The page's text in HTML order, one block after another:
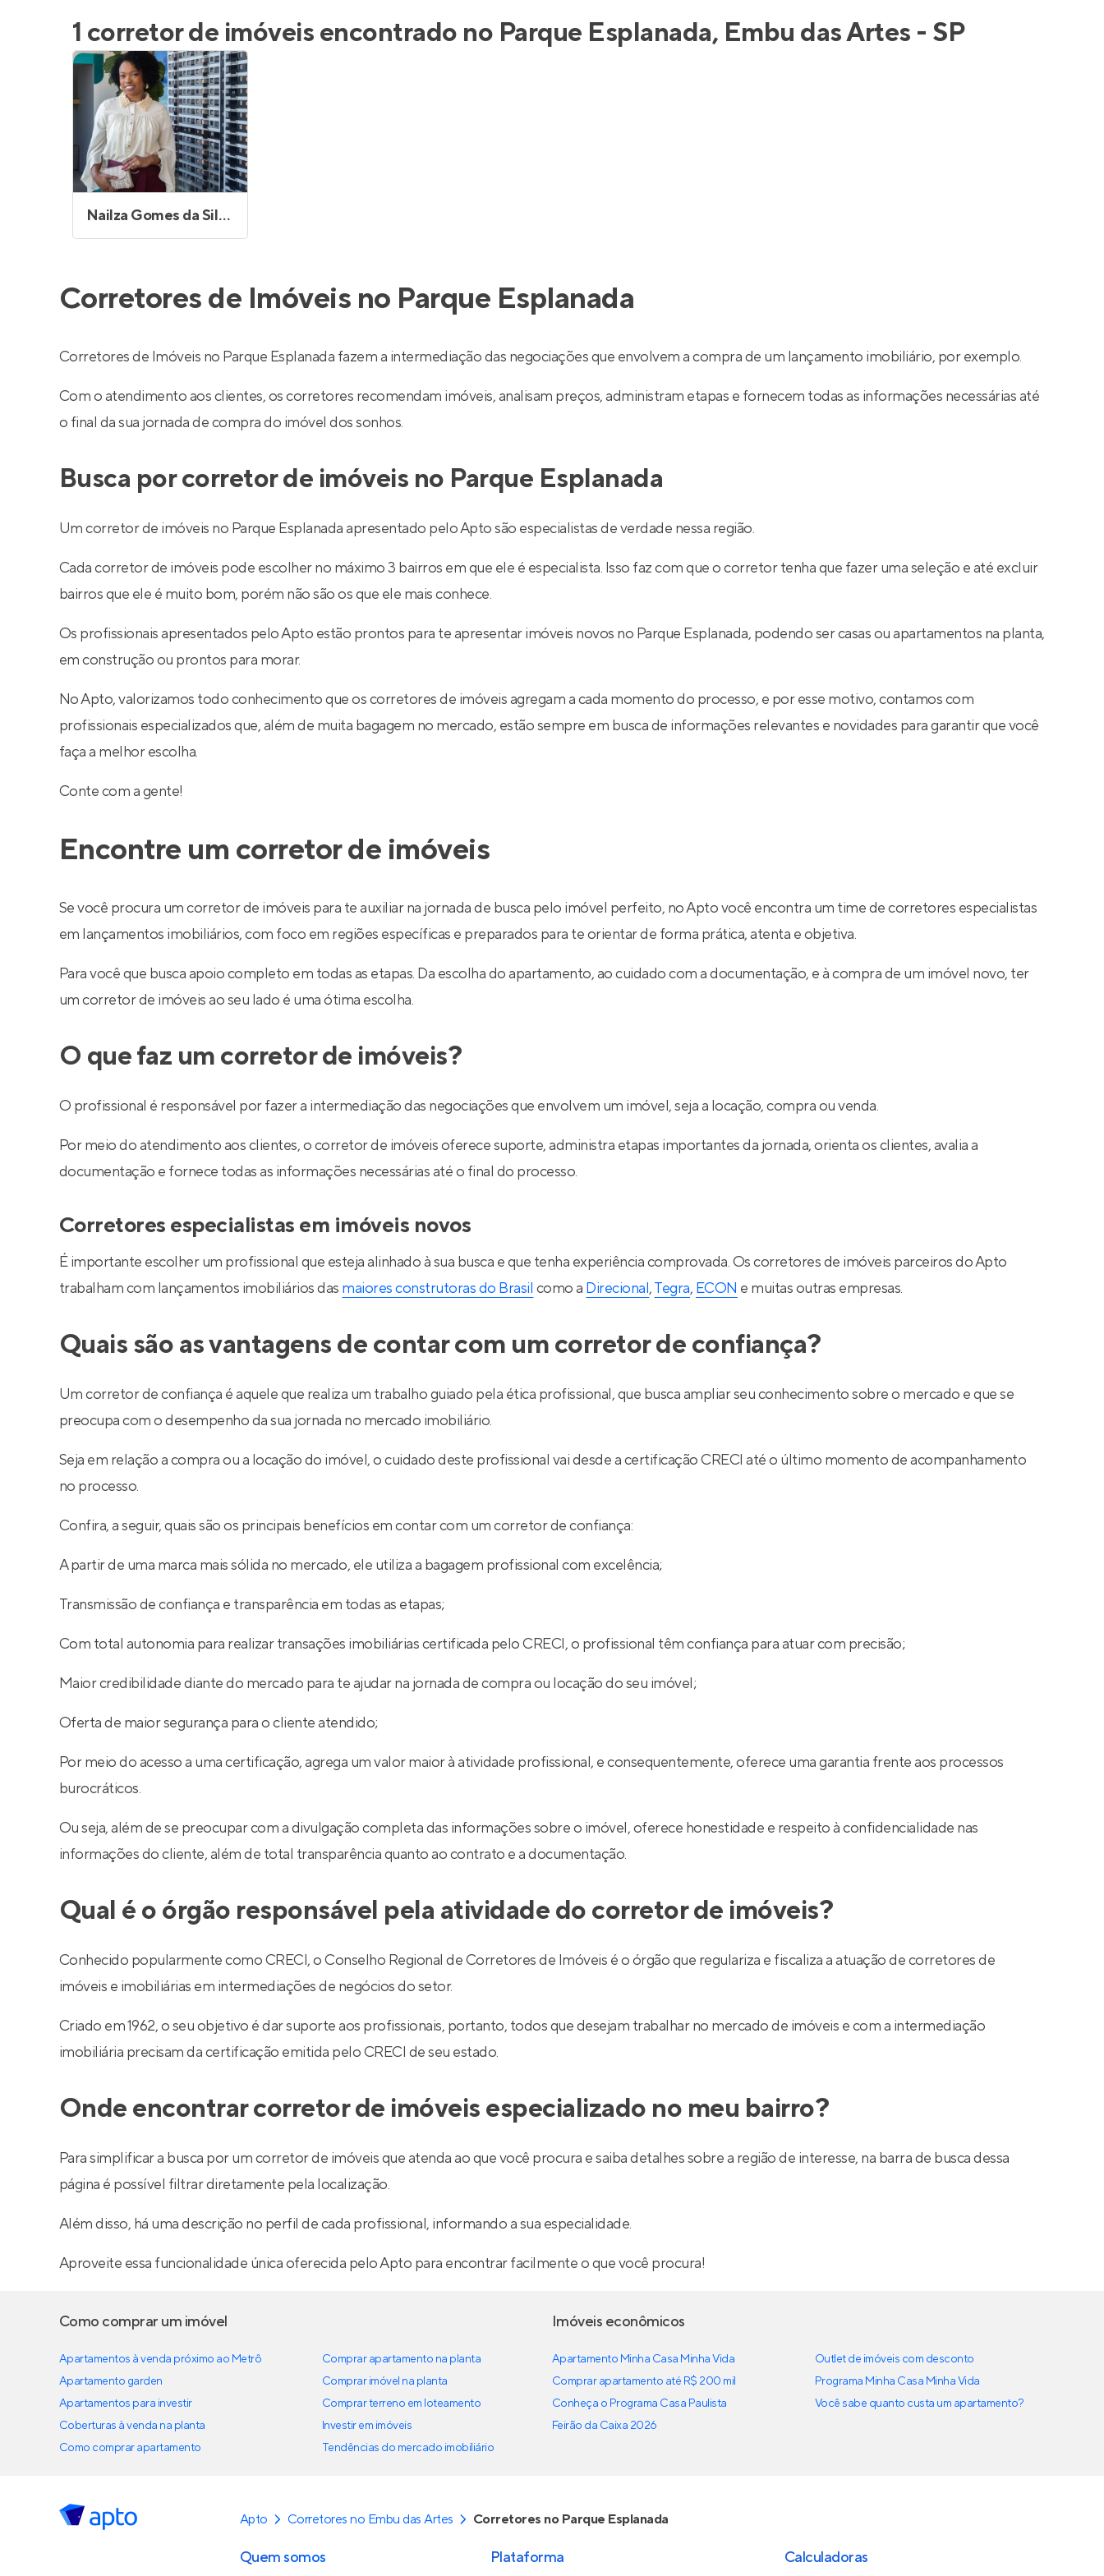
1 corretor de imóveis encontrado no Parque Esplanada, Embu das Artes - SP
Nailza Gomes da Silva Silvano
Corretores de Imóveis no Parque Esplanada
Corretores de Imóveis no Parque Esplanada fazem a intermediação das negociações que envolvem a compra de um lançamento imobiliário, por exemplo.
Com o atendimento aos clientes, os corretores recomendam imóveis, analisam preços, administram etapas e fornecem todas as informações necessárias até
o final da sua jornada de compra do imóvel dos sonhos.
Busca por corretor de imóveis no Parque Esplanada
Um corretor de imóveis no Parque Esplanada apresentado pelo Apto são especialistas de verdade nessa região.
Cada corretor de imóveis pode escolher no máximo 3 bairros em que ele é especialista. Isso faz com que o corretor tenha que fazer uma seleção e até excluir
bairros que ele é muito bom, porém não são os que ele mais conhece.
Os profissionais apresentados pelo Apto estão prontos para te apresentar imóveis novos no Parque Esplanada, podendo ser casas ou apartamentos na planta,
em construção ou prontos para morar.
No Apto, valorizamos todo conhecimento que os corretores de imóveis agregam a cada momento do processo, e por esse motivo, contamos com
profissionais especializados que, além de muita bagagem no mercado, estão sempre em busca de informações relevantes e novidades para garantir que você
faça a melhor escolha.
Conte com a gente!
Encontre um corretor de imóveis
Se você procura um corretor de imóveis para te auxiliar na jornada de busca pelo imóvel perfeito, no Apto você encontra um time de corretores especialistas
em lançamentos imobiliários, com foco em regiões específicas e preparados para te orientar de forma prática, atenta e objetiva.
Para você que busca apoio completo em todas as etapas. Da escolha do apartamento, ao cuidado com a documentação, e à compra de um imóvel novo, ter
um corretor de imóveis ao seu lado é uma ótima escolha.
O que faz um corretor de imóveis?
O profissional é responsável por fazer a intermediação das negociações que envolvem um imóvel, seja a locação, compra ou venda.
Por meio do atendimento aos clientes, o corretor de imóveis oferece suporte, administra etapas importantes da jornada, orienta os clientes, avalia a
documentação e fornece todas as informações necessárias até o final do processo.
Corretores especialistas em imóveis novos
É importante escolher um profissional que esteja alinhado à sua busca e que tenha experiência comprovada. Os corretores de imóveis parceiros do Apto
trabalham com lançamentos imobiliários das maiores construtoras do Brasil como a Direcional,Tegra, ECON e muitas outras empresas.
Quais são as vantagens de contar com um corretor de confiança?
Um corretor de confiança é aquele que realiza um trabalho guiado pela ética profissional, que busca ampliar seu conhecimento sobre o mercado e que se
preocupa com o desempenho da sua jornada no mercado imobiliário.
Seja em relação a compra ou a locação do imóvel, o cuidado deste profissional vai desde a certificação CRECI até o último momento de acompanhamento
no processo.
Confira, a seguir, quais são os principais benefícios em contar com um corretor de confiança:
A partir de uma marca mais sólida no mercado, ele utiliza a bagagem profissional com excelência;
Transmissão de confiança e transparência em todas as etapas;
Com total autonomia para realizar transações imobiliárias certificada pelo CRECI, o profissional têm confiança para atuar com precisão;
Maior credibilidade diante do mercado para te ajudar na jornada de compra ou locação do seu imóvel;
Oferta de maior segurança para o cliente atendido;
Por meio do acesso a uma certificação, agrega um valor maior à atividade profissional, e consequentemente, oferece uma garantia frente aos processos
burocráticos.
Ou seja, além de se preocupar com a divulgação completa das informações sobre o imóvel, oferece honestidade e respeito à confidencialidade nas
informações do cliente, além de total transparência quanto ao contrato e a documentação.
Qual é o órgão responsável pela atividade do corretor de imóveis?
Conhecido popularmente como CRECI, o Conselho Regional de Corretores de Imóveis é o órgão que regulariza e fiscaliza a atuação de corretores de
imóveis e imobiliárias em intermediações de negócios do setor.
Criado em 1962, o seu objetivo é dar suporte aos profissionais, portanto, todos que desejam trabalhar no mercado de imóveis e com a intermediação
imobiliária precisam da certificação emitida pelo CRECI de seu estado.
Onde encontrar corretor de imóveis especializado no meu bairro?
Para simplificar a busca por um corretor de imóveis que atenda ao que você procura e saiba detalhes sobre a região de interesse, na barra de busca dessa
página é possível filtrar diretamente pela localização.
Além disso, há uma descrição no perfil de cada profissional, informando a sua especialidade.
Aproveite essa funcionalidade única oferecida pelo Apto para encontrar facilmente o que você procura!
Como comprar um imóvel
Apartamentos à venda próximo ao Metrô
Apartamento garden
Apartamentos para investir
Coberturas à venda na planta
Como comprar apartamento
Comprar apartamento na planta
Comprar imóvel na planta
Comprar terreno em loteamento
Investir em imóveis
Tendências do mercado imobiliário
Imóveis econômicos
Apartamento Minha Casa Minha Vida
Comprar apartamento até R$ 200 mil
Conheça o Programa Casa Paulista
Feirão da Caixa 2026
Outlet de imóveis com desconto
Programa Minha Casa Minha Vida
Você sabe quanto custa um apartamento?
Apto Corretores no Embu das Artes Corretores no Parque Esplanada
Quem somos Plataforma Calculadoras